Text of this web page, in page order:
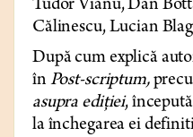
Tudor Vianu, Dan
Călinescu, Lucian
După cum explică
în Post-scriptum,
asupra ediției,
la închegarea ei